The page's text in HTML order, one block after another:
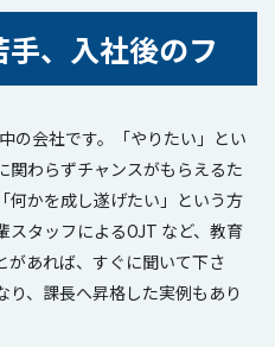
の会社です。「やりたい」とい
関わらずチャンスがもらえるた
何かを成し遂げたい」という方
スタッフによるOJT など、教育
があれば、すぐに聞いて下さ
、課長へ昇格した実例もあり